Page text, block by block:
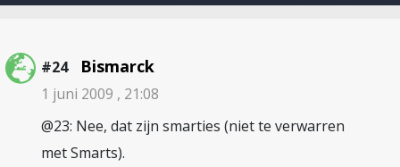
#24 Bismarck
1 juni 2009 , 21:08
@23: Nee, dat zijn smarties (niet te verwarren
met Smarts).